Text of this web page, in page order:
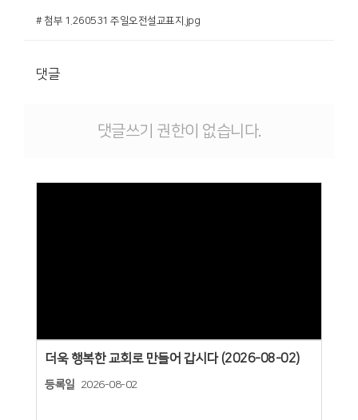
# 첨부 1.260531 주일오전설교표지.jpg
댓글
댓글쓰기 권한이 없습니다.
더욱 행복한 교회로 만들어 갑시다 (2026-08-02)
등록일 2026-08-02